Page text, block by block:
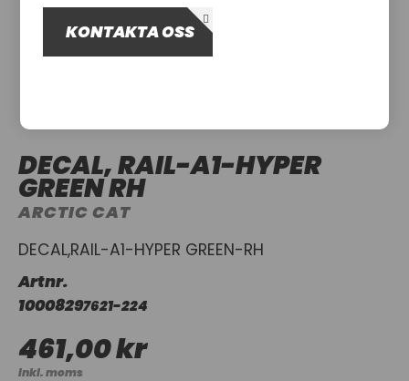
DECAL, RAIL-A1-HYPER
GREEN RH
ARCTIC CAT
DECAL,RAIL-A1-HYPER GREEN-RH
Artnr.
10008297621-224
461,00 kr
Inkl. moms
KONTAKTA OSS